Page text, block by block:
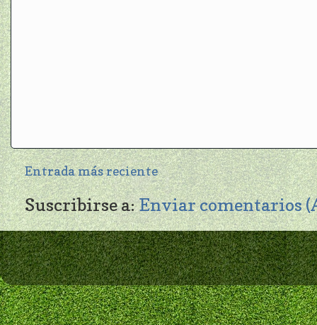
Entrada más reciente
Suscribirse a:Enviar comentarios